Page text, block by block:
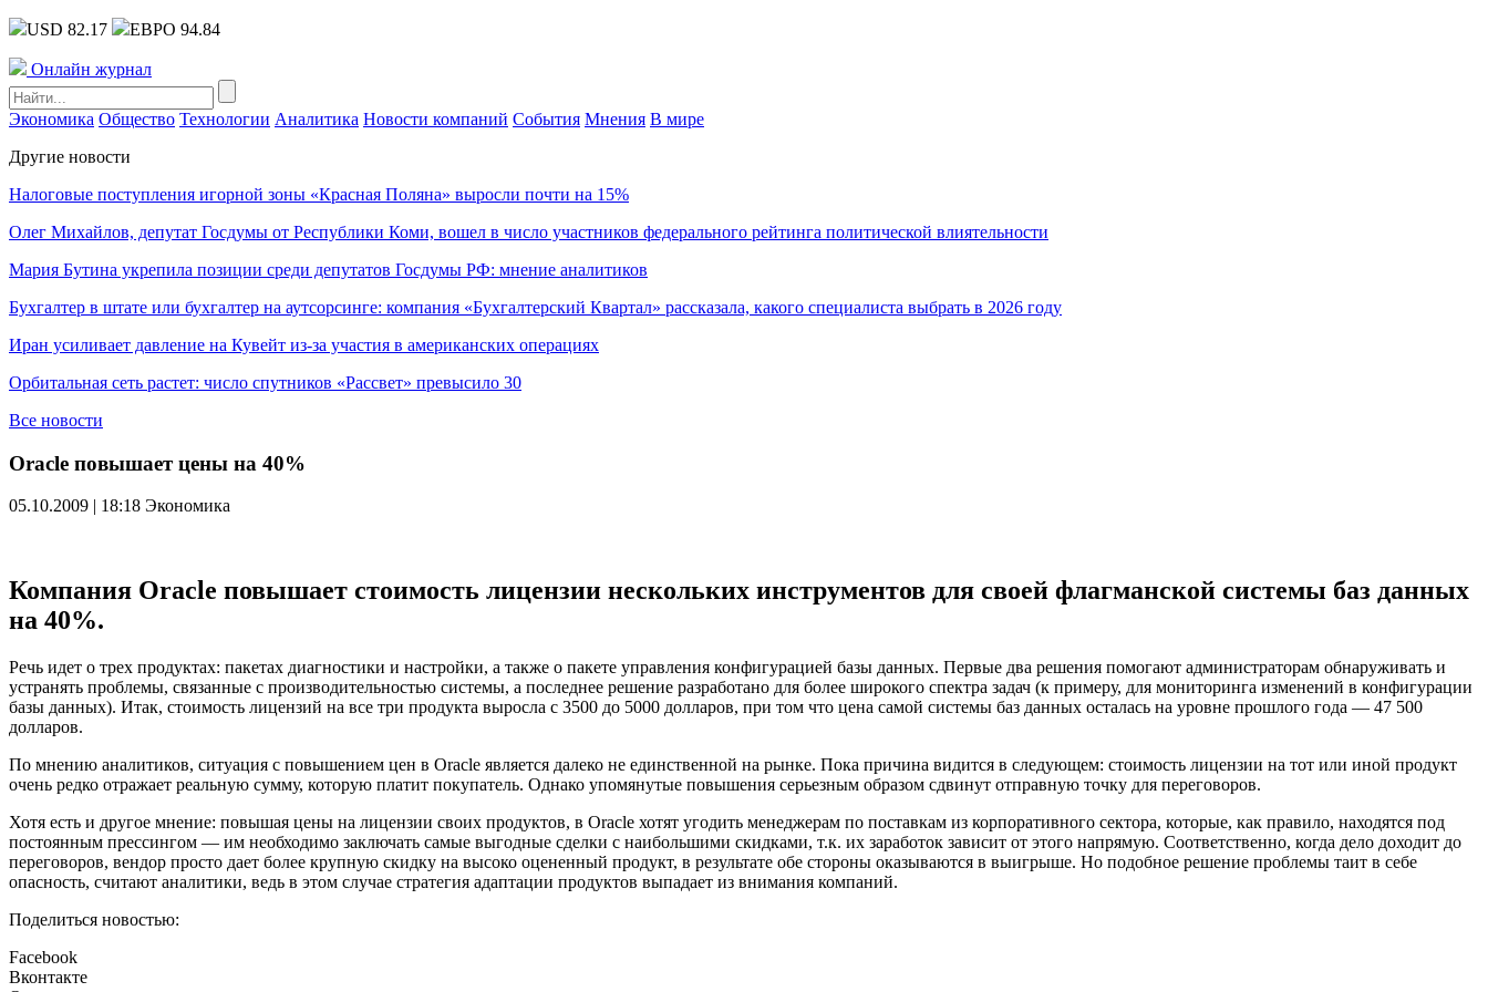
USD 82.17 ЕВРО 94.84
Онлайн журнал
Экономика Общество Технологии Аналитика Новости компаний События Мнения В мире
Другие новости
Налоговые поступления игорной зоны «Красная Поляна» выросли почти на 15%
Олег Михайлов, депутат Госдумы от Республики Коми, вошел в число участников федерального рейтинга политической влиятельности
Мария Бутина укрепила позиции среди депутатов Госдумы РФ: мнение аналитиков
Бухгалтер в штате или бухгалтер на аутсорсинге: компания «Бухгалтерский Квартал» рассказала, какого специалиста выбрать в 2026 году
Иран усиливает давление на Кувейт из-за участия в американских операциях
Орбитальная сеть растет: число спутников «Рассвет» превысило 30
Все новости
Oracle повышает цены на 40%
05.10.2009 | 18:18 Экономика
Компания Oracle повышает стоимость лицензии нескольких инструментов для своей флагманской системы баз данных
на 40%.
Речь идет о трех продуктах: пакетах диагностики и настройки, а также о пакете управления конфигурацией базы данных. Первые два решения помогают администраторам обнаруживать и
устранять проблемы, связанные с производительностью системы, а последнее решение разработано для более широкого спектра задач (к примеру, для мониторинга изменений в конфигурации
базы данных). Итак, стоимость лицензий на все три продукта выросла с 3500 до 5000 долларов, при том что цена самой системы баз данных осталась на уровне прошлого года — 47 500
долларов.
По мнению аналитиков, ситуация с повышением цен в Oracle является далеко не единственной на рынке. Пока причина видится в следующем: стоимость лицензии на тот или иной продукт
очень редко отражает реальную сумму, которую платит покупатель. Однако упомянутые повышения серьезным образом сдвинут отправную точку для переговоров.
Хотя есть и другое мнение: повышая цены на лицензии своих продуктов, в Oracle хотят угодить менеджерам по поставкам из корпоративного сектора, которые, как правило, находятся под
постоянным прессингом — им необходимо заключать самые выгодные сделки с наибольшими скидками, т.к. их заработок зависит от этого напрямую. Соответственно, когда дело доходит до
переговоров, вендор просто дает более крупную скидку на высоко оцененный продукт, в результате обе стороны оказываются в выигрыше. Но подобное решение проблемы таит в себе
опасность, считают аналитики, ведь в этом случае стратегия адаптации продуктов выпадает из внимания компаний.
Поделиться новостью:
Facebook
Вконтакте